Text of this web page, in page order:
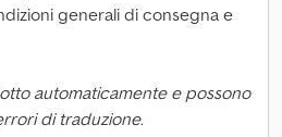
generali di consegna e
automaticamente e possono
di traduzione.